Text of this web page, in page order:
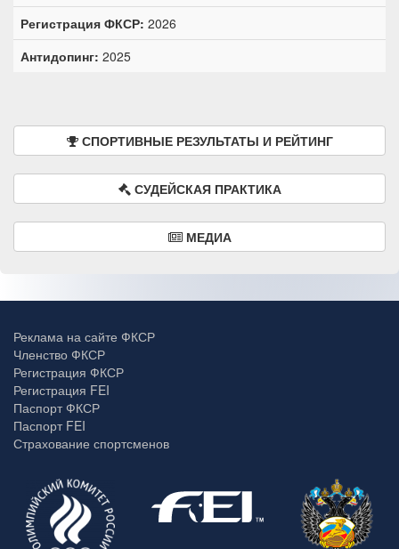
Регистрация ФКСР: 2026
Антидопинг: 2025
СПОРТИВНЫЕ РЕЗУЛЬТАТЫ И РЕЙТИНГ
СУДЕЙСКАЯ ПРАКТИКА
МЕДИА
Реклама на сайте ФКСР
Членство ФКСР
Регистрация ФКСР
Регистрация FEI
Паспорт ФКСР
Паспорт FEI
Страхование спортсменов